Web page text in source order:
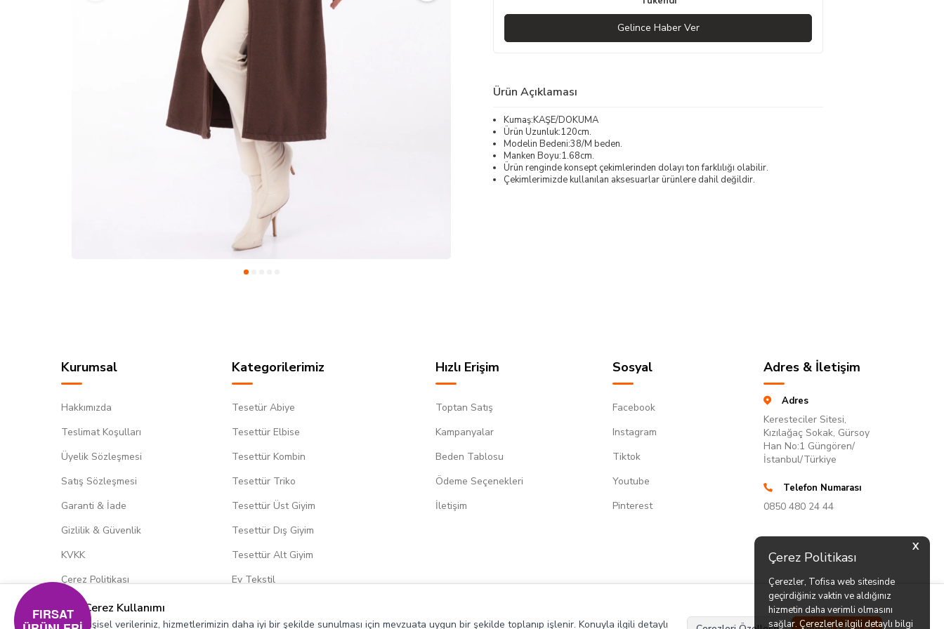
X
Çerez Politikası
Çerezler, Tofisa web sitesinde
geçirdiğiniz vaktin ve aldığınız
hizmetin daha verimli olmasını
sağlar. Çerezlerle ilgili detaylı bilgi
Gelince Haber Ver
Ürün Açıklaması
Kumaş:KAŞE/DOKUMA
Ürün Uzunluk:120cm.
Modelin Bedeni:38/M beden.
Manken Boyu:1.68cm.
Ürün renginde konsept çekimlerinden dolayı ton farklılığı olabilir.
Çekimlerimizde kullanılan aksesuarlar ürünlere dahil değildir.
Kurumsal
Hakkımızda
Teslimat Koşulları
Üyelik Sözleşmesi
Satış Sözleşmesi
Garanti & İade
Gizlilik & Güvenlik
KVKK
Çerez Politikası
Kategorilerimiz
Tesetür Abiye
Tesettür Elbise
Tesettür Kombin
Tesettür Triko
Tesettür Üst Giyim
Tesettür Dış Giyim
Tesettür Alt Giyim
Ev Tekstil
Hızlı Erişim
Toptan Satış
Kampanyalar
Beden Tablosu
Ödeme Seçenekleri
İletişim
Sosyal
Facebook
Instagram
Tiktok
Youtube
Pinterest
Adres & İletişim
Adres
Keresteciler Sitesi,
Kızılağaç Sokak, Gürsoy
Han No:1 Güngören/
İstanbul/Türkiye
Telefon Numarası
0850 480 24 44
Çerez Kullanımı
Kişisel verileriniz, hizmetlerimizin daha iyi bir şekilde sunulması için mevzuata uygun bir şekilde toplanıp işlenir. Konuyla ilgili detaylı
FIRSAT